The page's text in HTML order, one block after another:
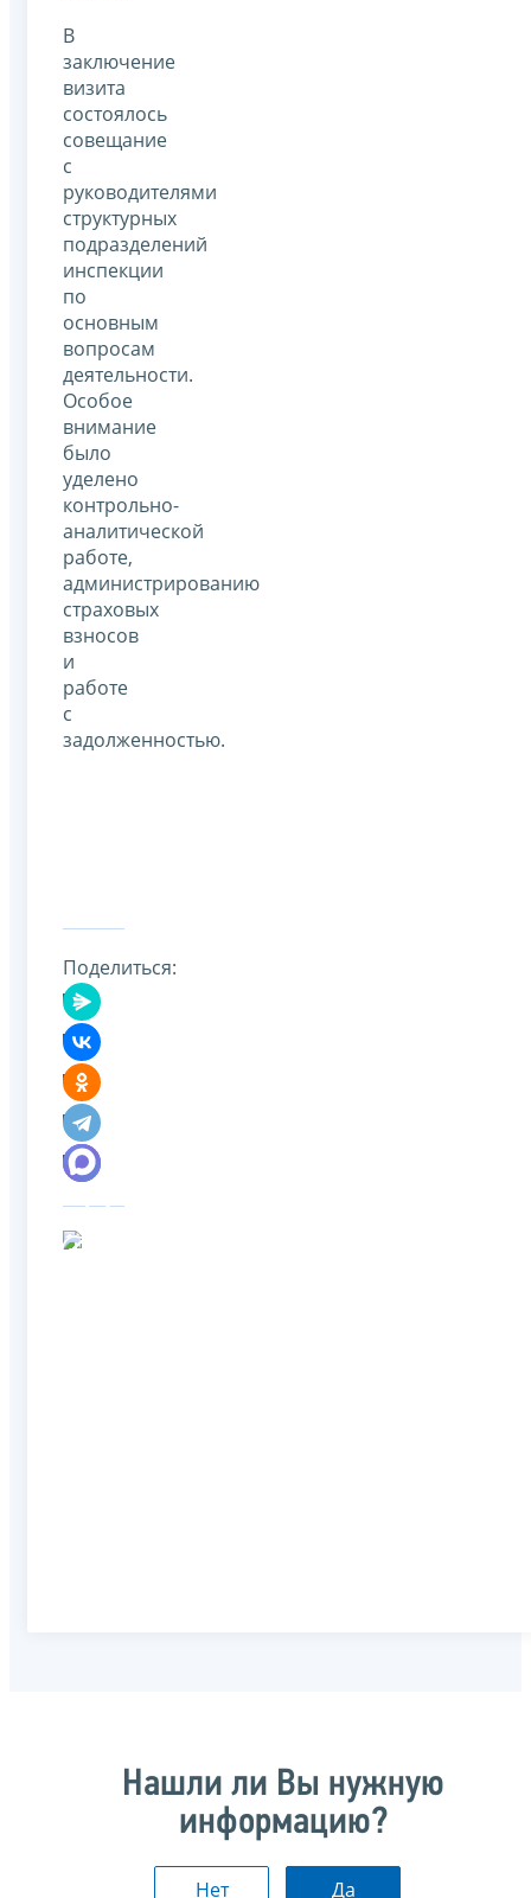
В
заключение
визита
состоялось
совещание
с
руководителями
структурных
подразделений
инспекции
по
основным
вопросам
деятельности.
Особое
внимание
было
уделено
контрольно-
аналитической
работе,
администрированию
страховых
взносов
и
работе
с
задолженностью.
Поделиться:
Нашли ли Вы нужную
информацию?
Нет Да